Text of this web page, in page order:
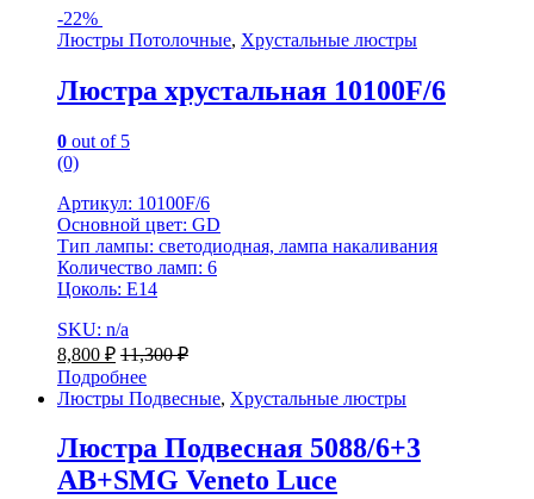
-22%
Люстры Потолочные, Хрустальные люстры
Люстра хрустальная 10100F/6
0 out of 5
(0)
Артикул: 10100F/6
Основной цвет: GD
Тип лампы: светодиодная, лампа накаливания
Количество ламп: 6
Цоколь: Е14
SKU: n/a
8,800 ₽ 11,300₽
Подробнее
Люстры Подвесные, Хрустальные люстры
Люстра Подвесная 5088/6+3
AB+SMG Veneto Luce